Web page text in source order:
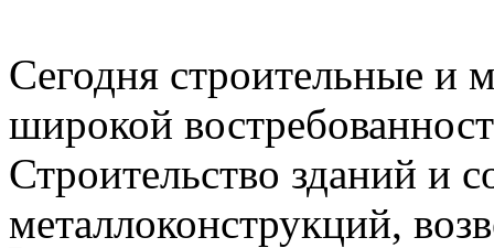
Сегодня строительные и
широкой
Строительство зданий и
металлоконструкций,